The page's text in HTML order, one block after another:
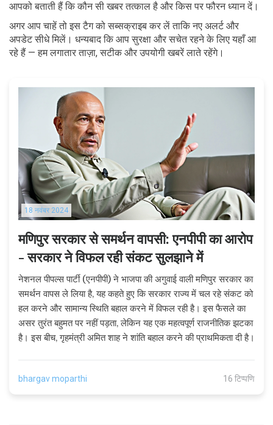
आपको बताती हैं कि कौन सी खबर तत्काल है और किस पर फौरन ध्यान दें।
अगर आप चाहें तो इस टैग को सब्सक्राइब कर लें ताकि नए अलर्ट और
अपडेट सीधे मिलें। धन्यबाद कि आप सुरक्षा और सचेत रहने के लिए यहाँ आ
रहे हैं — हम लगातार ताज़ा, सटीक और उपयोगी खबरें लाते रहेंगे।
18 नवंबर 2024
मणिपुर सरकार से समर्थन वापसी: एनपीपी का आरोप
- सरकार ने विफल रही संकट सुलझाने में
नेशनल पीपल्स पार्टी (एनपीपी) ने भाजपा की अगुवाई वाली मणिपुर सरकार का
समर्थन वापस ले लिया है, यह कहते हुए कि सरकार राज्य में चल रहे संकट को
हल करने और सामान्य स्थिति बहाल करने में विफल रही है। इस फैसले का
असर तुरंत बहुमत पर नहीं पड़ता, लेकिन यह एक महत्वपूर्ण राजनीतिक झटका
है। इस बीच, गृहमंत्री अमित शाह ने शांति बहाल करने की प्राथमिकता दी है।
bhargav moparthi 16 टिप्पणि